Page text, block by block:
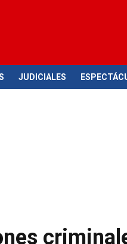
JUDICIALES